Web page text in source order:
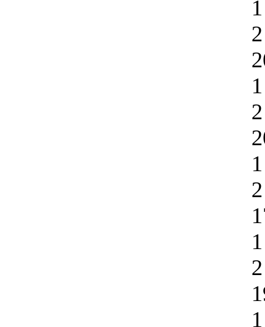
1
1
1
1
1